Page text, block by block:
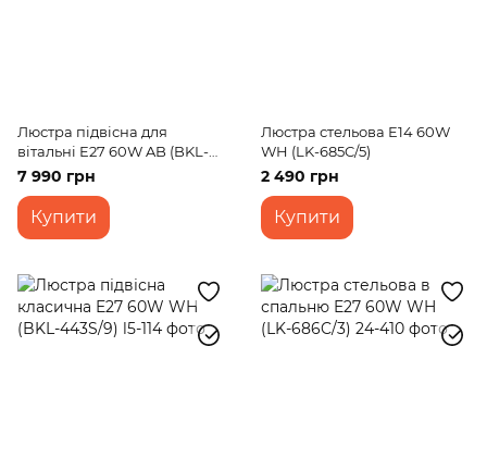
Люстра підвісна для
вітальні E27 60W AB (BKL-
495S/6)
7 990 грн
Купити
Люстра стельова E14 60W
WH (LK-685C/5)
2 490 грн
Купити